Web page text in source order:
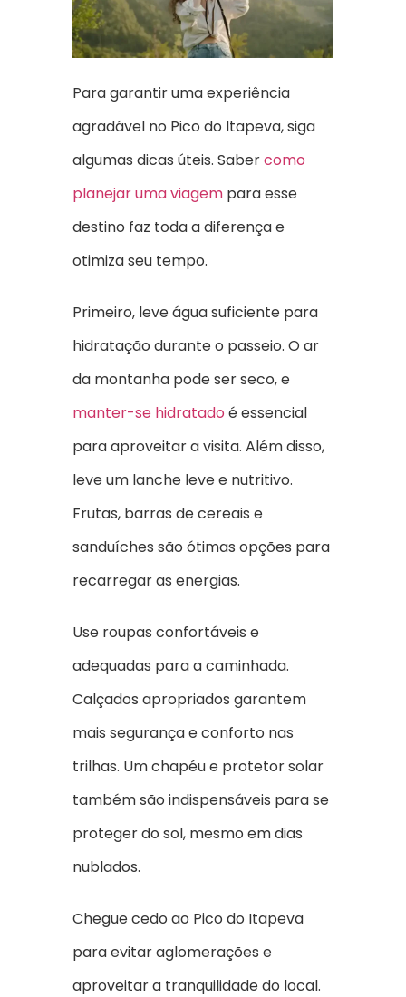
Para garantir uma experiência
agradável no Pico do Itapeva, siga
algumas dicas úteis. Sabercomo
planejar uma viagem para esse
destino faz toda a diferença e
otimiza seu tempo.
Primeiro, leve água suficiente para
hidratação durante o passeio. O ar
da montanha pode ser seco, e
manter-se hidratado é essencial
para aproveitar a visita. Além disso,
leve um lanche leve e nutritivo.
Frutas, barras de cereais e
sanduíches são ótimas opções para
recarregar as energias.
Use roupas confortáveis e
adequadas para a caminhada.
Calçados apropriados garantem
mais segurança e conforto nas
trilhas. Um chapéu e protetor solar
também são indispensáveis para se
proteger do sol, mesmo em dias
nublados.
Chegue cedo ao Pico do Itapeva
para evitar aglomerações e
aproveitar a tranquilidade do local.